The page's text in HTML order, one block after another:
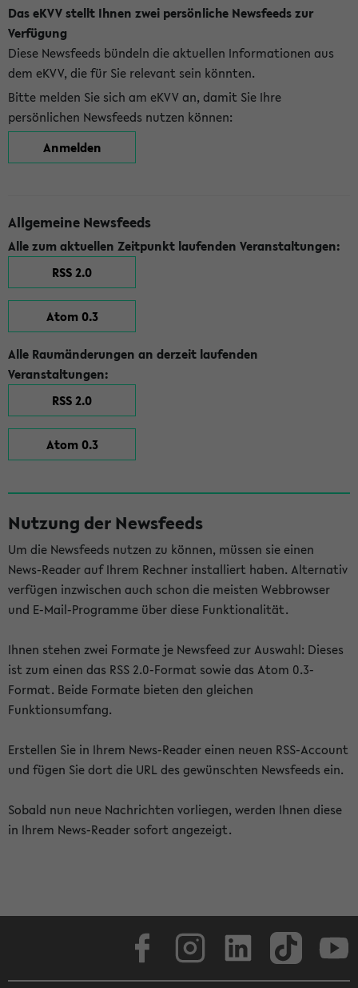
Das eKVV stellt Ihnen zwei persönliche Newsfeeds zur
Verfügung
Diese Newsfeeds bündeln die aktuellen Informationen aus
dem eKVV, die für Sie relevant sein könnten.
Bitte melden Sie sich am eKVV an, damit Sie Ihre
persönlichen Newsfeeds nutzen können:
Anmelden
Allgemeine Newsfeeds
Alle zum aktuellen Zeitpunkt laufenden Veranstaltungen:
RSS 2.0
Atom 0.3
Alle Raumänderungen an derzeit laufenden
Veranstaltungen:
RSS 2.0
Atom 0.3
Nutzung der Newsfeeds
Um die Newsfeeds nutzen zu können, müssen sie einen
News-Reader auf Ihrem Rechner installiert haben. Alternativ
verfügen inzwischen auch schon die meisten Webbrowser
und E-Mail-Programme über diese Funktionalität.
Ihnen stehen zwei Formate je Newsfeed zur Auswahl: Dieses
ist zum einen das RSS 2.0-Format sowie das Atom 0.3-
Format. Beide Formate bieten den gleichen
Funktionsumfang.
Erstellen Sie in Ihrem News-Reader einen neuen RSS-Account
und fügen Sie dort die URL des gewünschten Newsfeeds ein.
Sobald nun neue Nachrichten vorliegen, werden Ihnen diese
in Ihrem News-Reader sofort angezeigt.